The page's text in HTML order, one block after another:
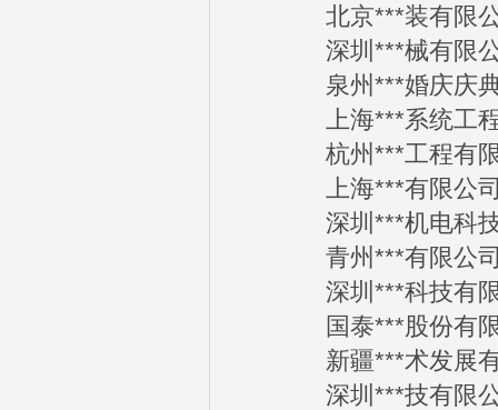
北京***装有限公
深圳***械有限公
泉州***婚庆庆典
上海***系统工程
杭州***工程有限
上海***有限公司
深圳***机电科技
青州***有限公司
深圳***科技有限
国泰***股份有限
新疆***术发展有
深圳***技有限公